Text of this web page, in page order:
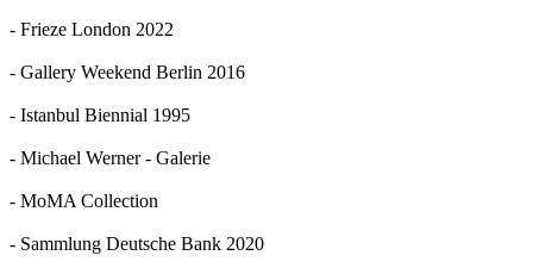
- Frieze London 2022
- Gallery Weekend Berlin 2016
- Istanbul Biennial 1995
- Michael Werner - Galerie
- MoMA Collection
- Sammlung Deutsche Bank 2020